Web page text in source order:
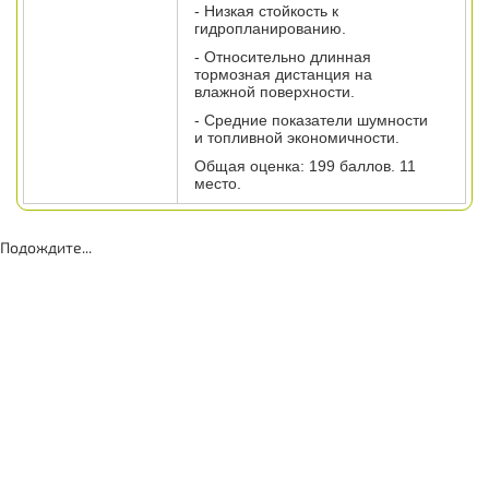
- Низкая стойкость к
гидропланированию.
- Относительно длинная
тормозная дистанция на
влажной поверхности.
- Средние показатели шумности
и топливной экономичности.
Общая оценка: 199 баллов. 11
место.
Подождите...